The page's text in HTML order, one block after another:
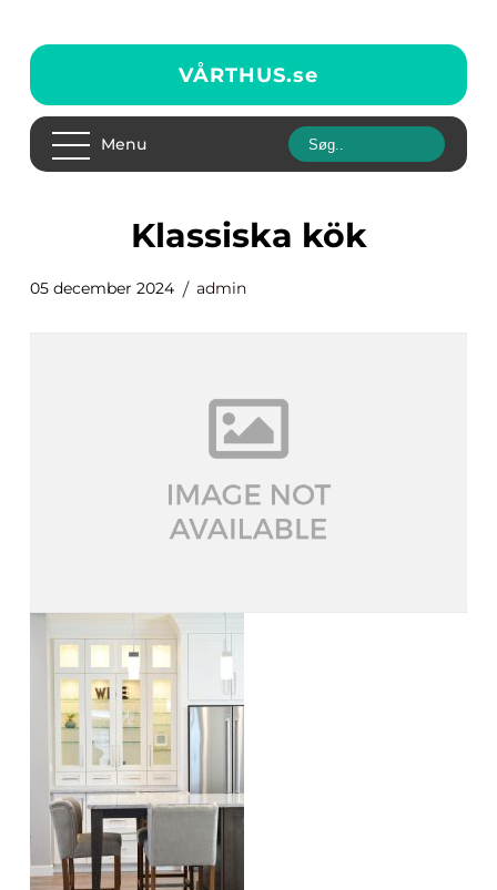
VÅRTHUS.se
Menu
klassiska kök
05 december 2024 admin